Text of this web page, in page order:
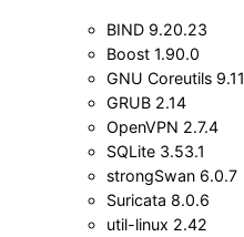
BIND 9.20.23
Boost 1.90.0
GNU Coreutils 9.11
GRUB 2.14
OpenVPN 2.7.4
SQLite 3.53.1
strongSwan 6.0.7
Suricata 8.0.6
util-linux 2.42